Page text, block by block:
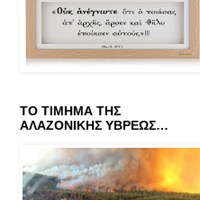
ΤΟ ΤΙΜΗΜΑ ΤΗΣ
ΑΛΑΖΟΝΙΚΗΣ ΥΒΡΕΩΣ…